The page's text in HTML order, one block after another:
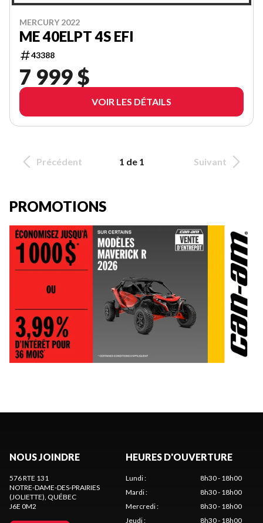
MERCURY 2022
ME 40ELPT 4S EFI
43388
7 999 $
VOIR LES DÉTAILS
Précédent 1 de 1 Suivant
PROMOTIONS
NOUS JOINDRE
576 RTE 131
NOTRE-DAME-DES-PRAIRIES
(JOLIETTE), QUÉBEC
J6E 0M2
HEURES D'OUVERTURE
Lundi:
8h30 - 18h00
Mardi:
8h30 - 18h00
Mercredi:
8h30 - 18h00
Jeudi: 8h30 - 18h00